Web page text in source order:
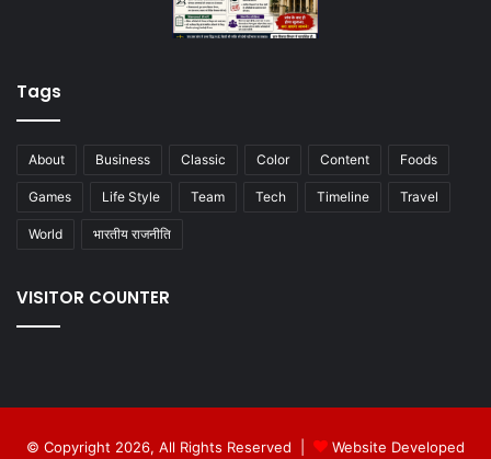
Tags
About Business Classic Color Content Foods
Games Life Style Team Tech Timeline Travel
World भारतीय राजनीति
VISITOR COUNTER
© Copyright 2026, All Rights Reserved | Website Developed